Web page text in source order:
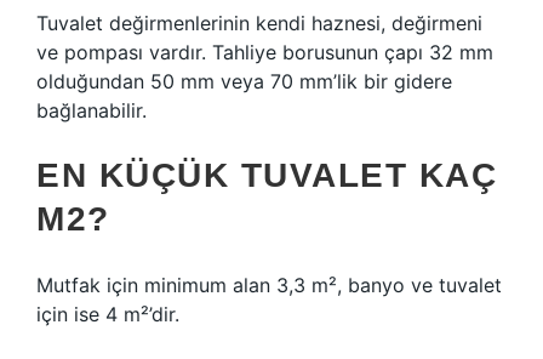
Tuvalet değirmenlerinin kendi haznesi, değirmeni
ve pompası vardır. Tahliye borusunun çapı 32 mm
olduğundan 50 mm veya 70 mm’lik bir gidere
bağlanabilir.
EN KÜÇÜK TUVALET KAÇ
M2?
Mutfak için minimum alan 3,3 m², banyo ve tuvalet
için ise 4 m²’dir.